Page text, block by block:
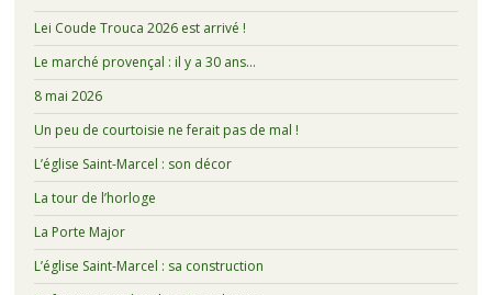
Lei Coude Trouca 2026 est arrivé !
Le marché provençal : il y a 30 ans…
8 mai 2026
Un peu de courtoisie ne ferait pas de mal !
L’église Saint-Marcel : son décor
La tour de l’horloge
La Porte Major
L’église Saint-Marcel : sa construction